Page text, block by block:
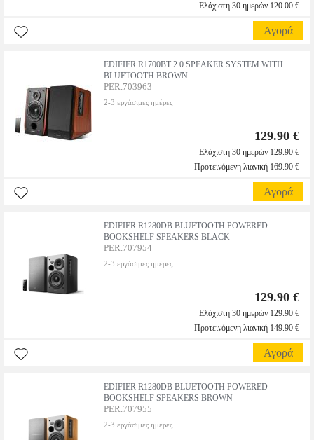
Ελάχιστη 30 ημερών 120.00 €
Αγορά
EDIFIER R1700BT 2.0 SPEAKER SYSTEM WITH
BLUETOOTH BROWN
PER.703963
2-3 εργάσιμες ημέρες
129.90 €
Ελάχιστη 30 ημερών 129.90 €
Προτεινόμενη λιανική 169.90 €
Αγορά
EDIFIER R1280DB BLUETOOTH POWERED
BOOKSHELF SPEAKERS BLACK
PER.707954
2-3 εργάσιμες ημέρες
129.90 €
Ελάχιστη 30 ημερών 129.90 €
Προτεινόμενη λιανική 149.90 €
Αγορά
EDIFIER R1280DB BLUETOOTH POWERED
BOOKSHELF SPEAKERS BROWN
PER.707955
2-3 εργάσιμες ημέρες